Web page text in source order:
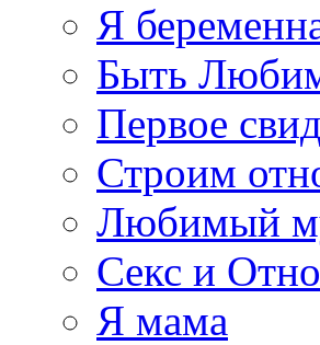
Я
Быть
Первое
Строим
Любимый
Секс и
Я мама